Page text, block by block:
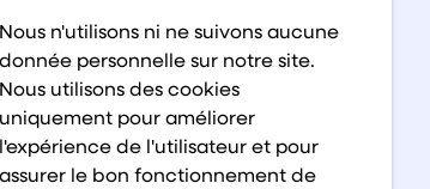
Nous n'utilisons ni ne suivons aucune
donnée personnelle sur notre site.
Nous utilisons des cookies
uniquement pour améliorer
l'expérience de l'utilisateur et pour
assurer le bon fonctionnement de